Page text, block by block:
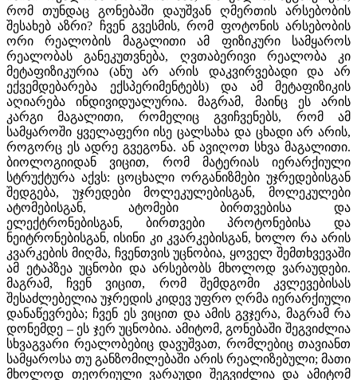
რომ თუნდაც გონებაში დაუშვან ღმერთის არსებობის
შესახებ აზრი? ჩვენ გვესმის, რომ ფოტონის არსებობის
ორი რეალობის მაგალითი ამ ფიზიკური სამყაროს
რეალობას განეკუთვნება, ღვთაბერივი რეალობა კი
მეტაფიზიკურია (ანუ არ არის დაკვირვებადი და არ
ექვემდებარება ექსპერიმენტებს) და ამ მეტაფიზიკის
აღიარება ინდივიდუალურია. მაგრამ, მაინც ეს არის
კარგი მაგალითი, რომელიც გვიჩვენებს, რომ ამ
სამყაროში ყველაფერი ისე ცალსახა და ცხადი არ არის,
როგორც ეს ადრე გვეგონა. ან ავიღოთ სხვა მაგალითი.
ბიოლოგიიდან ვიცით, რომ მატერიას იერარქიული
სტრუქტურა აქვს: ცოცხალი ორგანიზმები უჯრედებისგან
შედგება, უჯრედები მოლეკულებისგან, მოლეკულები
ატომებისგან, ატომები ბირთვებისა და
ელექტრონებისგან, ბირთვები პროტონებისა და
ნეიტრონებისგან, ისინი კი კვარკებისგან, ხოლო რა არის
კვარკების მიღმა, ჩვენთვის უცნობია, ყოველ შემთხვევაში
ამ ეტაპზეა უცნობი და არსებობს მხოლოდ ვარაუდები.
მაგრამ, ჩვენ ვიცით, რომ შემდგომი კვლევებისას
შესაძლებელია უჯრედის კიდევ უფრო ღრმა იერარქიული
დანაწევრება; ჩვენ ეს ვიცით და ამის გვჯერა, მაგრამ რა
დონემდე – ეს ჯერ უცნობია. ამიტომ, გონებაში შეგვიძლია
სხვაგვარი რეალობებიც დავუშვათ, რომლებიც თავიანთ
სამყაროსა თუ განზომილებაში არის რეალიზებული; მათი
მხოლოდ თეორიული ვარაუდი შეგვიძლია და ამიტომ